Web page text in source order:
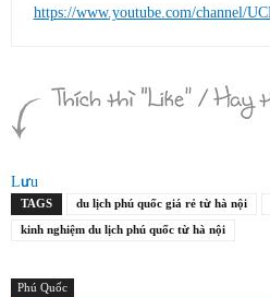
https://www.youtube.com/channel/
Lưu
TAGS du lịch phú quốc giá rẻ từ hà nội
kinh nghiệm du lịch phú quốc từ hà nội
Phú Quốc